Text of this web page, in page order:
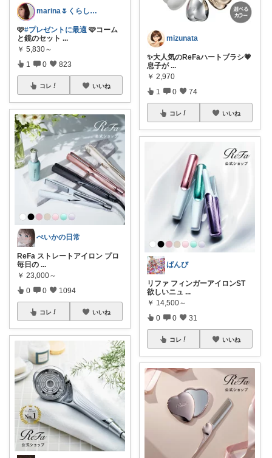
marina🌷くらしとおしゃれ🏠💄
🩷#プレゼントに最適 🩷コーム
と鏡のセット ...
￥ 5,830～
1 0 823
コレ いいね
ぺいかの日常
ReFa ストレートアイロン プロ
毎日の ...
￥ 23,000～
0 0 1094
コレ いいね
mizunata
✨大人気のReFaハートブラシ💗
息子が ...
￥ 2,970
1 0 74
コレ いいね
ばんび
リファ フィンガーアイロンST
欲しいニュ ...
￥ 14,500～
0 0 31
コレ いいね